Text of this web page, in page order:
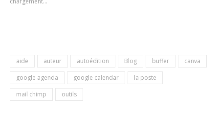
aide auteur autoédition Blog buffer
canva
google agenda
google calendar
la poste
mail chimp
outils